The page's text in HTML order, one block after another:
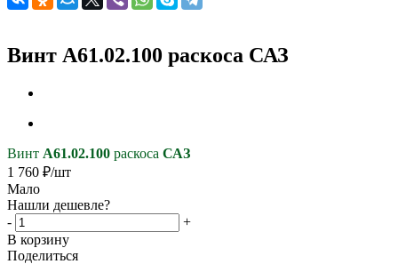
Винт А61.02.100 раскоса САЗ
Винт А61.02.100 раскоса САЗ
1 760 ₽/шт
Мало
Нашли дешевле?
-
+
В корзину
Поделиться